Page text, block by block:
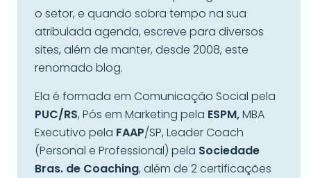
o setor, e quando sobra tempo na sua
atribulada agenda, escreve para diversos
sites, além de manter, desde 2008, este
renomado blog.
Ela é formada em Comunicação Social pela
PUC/RS, Pós em Marketing pela ESPM,MBA
Executivo pela FAAP/SP, Leader Coach
(Personal e Professional) pela Sociedade
Bras. de Coaching, além de 2 certificações